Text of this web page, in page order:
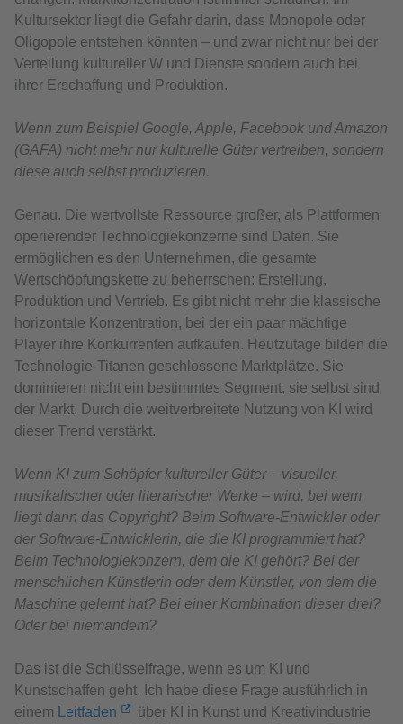
Kultursektor liegt die Gefahr darin, dass Monopole oder
Oligopole entstehen könnten – und zwar nicht nur bei der
Verteilung kultureller W und Dienste sondern auch bei
ihrer Erschaffung und Produktion.
Wenn zum Beispiel Google, Apple, Facebook und Amazon
(GAFA) nicht mehr nur kulturelle Güter vertreiben, sondern
diese auch selbst produzieren.
Genau. Die wertvollste Ressource großer, als Plattformen
operierender Technologiekonzerne sind Daten. Sie
ermöglichen es den Unternehmen, die gesamte
Wertschöpfungskette zu beherrschen: Erstellung,
Produktion und Vertrieb. Es gibt nicht mehr die klassische
horizontale Konzentration, bei der ein paar mächtige
Player ihre Konkurrenten aufkaufen. Heutzutage bilden die
Technologie-Titanen geschlossene Marktplätze. Sie
dominieren nicht ein bestimmtes Segment, sie selbst sind
der Markt. Durch die weitverbreitete Nutzung von KI wird
dieser Trend verstärkt.
Wenn KI zum Schöpfer kultureller Güter – visueller,
musikalischer oder literarischer Werke – wird, bei wem
liegt dann das Copyright? Beim Software-Entwickler oder
der Software-Entwicklerin, die die KI programmiert hat?
Beim Technologiekonzern, dem die KI gehört? Bei der
menschlichen Künstlerin oder dem Künstler, von dem die
Maschine gelernt hat? Bei einer Kombination dieser drei?
Oder bei niemandem?
Das ist die Schlüsselfrage, wenn es um KI und
Kunstschaffen geht. Ich habe diese Frage ausführlich in
einem
Leitfaden
über KI in Kunst und Kreativindustrie